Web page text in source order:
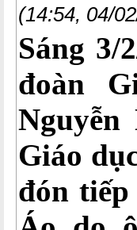
(14:54, 04/
Sáng 3/
đoàn
Giáo
đón